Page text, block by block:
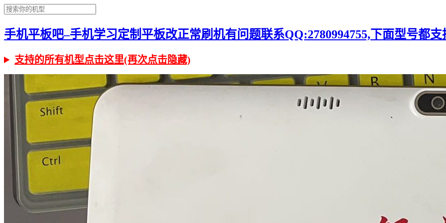
手机平板吧–手机学习定制平板改正常刷机有问题联系QQ:2780994755,下面型号都支
支持的所有机型点击这里(再次点击隐藏)